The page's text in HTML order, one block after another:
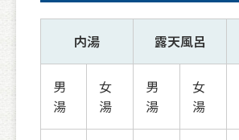
内湯 露天風呂
男
湯
女
湯
男
湯
女
湯